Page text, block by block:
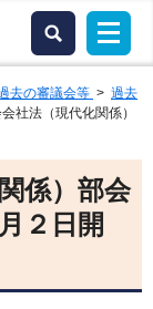
去の審議会等 > 過去
社法（現代化関係）
係）部会
２日開